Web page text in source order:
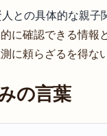
との具体的な親子
に確認できる情報と
に頼らざるを得な
の言葉